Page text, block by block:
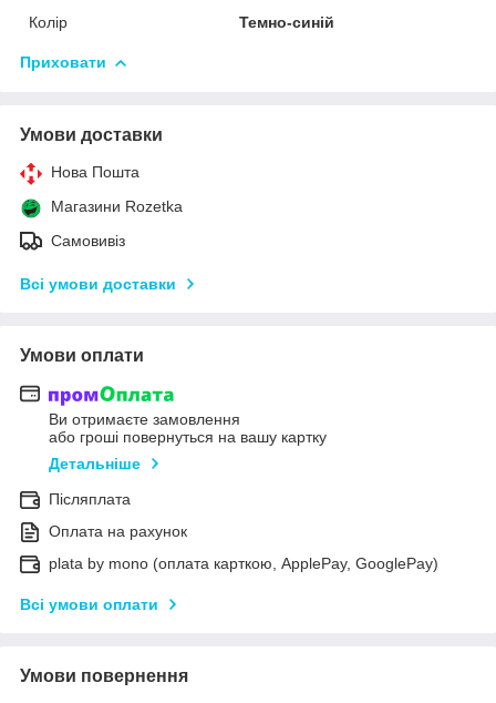
Колір Темно-синій
Приховати
Умови доставки
Нова Пошта
Магазини Rozetka
Самовивіз
Всі умови доставки
Умови оплати
Ви отримаєте замовлення
або гроші повернуться на вашу картку
Детальніше
Післяплата
Оплата на рахунок
plata by mono (оплата карткою, ApplePay, GooglePay)
Всі умови оплати
Умови повернення